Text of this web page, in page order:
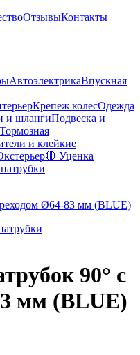
ОтзывыКонтакты
АвтоэлектрикаВпускная
Крепеж колесОдежда
и шлангиПодвеска и
Тормозная
и клейкие
🔴 Уценка
90° с
мм (BLUE)